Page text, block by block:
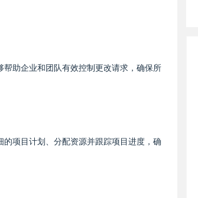
帮助企业和团队有效控制更改请求，确保所
的项目计划、分配资源并跟踪项目进度，确